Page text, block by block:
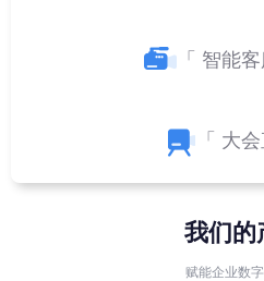
「 智能
「 大
我们的
赋能企业数